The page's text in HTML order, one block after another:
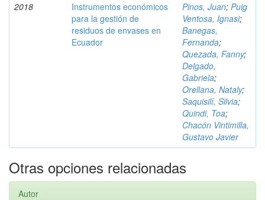
2018
Instrumentos económicos
para la gestión de
residuos de envases en
Ecuador
Pinos, Juan; Puig
Ventosa, Ignasi;
Banegas,
Fernanda;
Quezada, Fanny;
Delgado,
Gabriela;
Orellana, Nataly;
Saquisilí, Silvia;
Quindi, Toa;
Chacón Vintimilla,
Gustavo Javier
Otras opciones relacionadas
Autor